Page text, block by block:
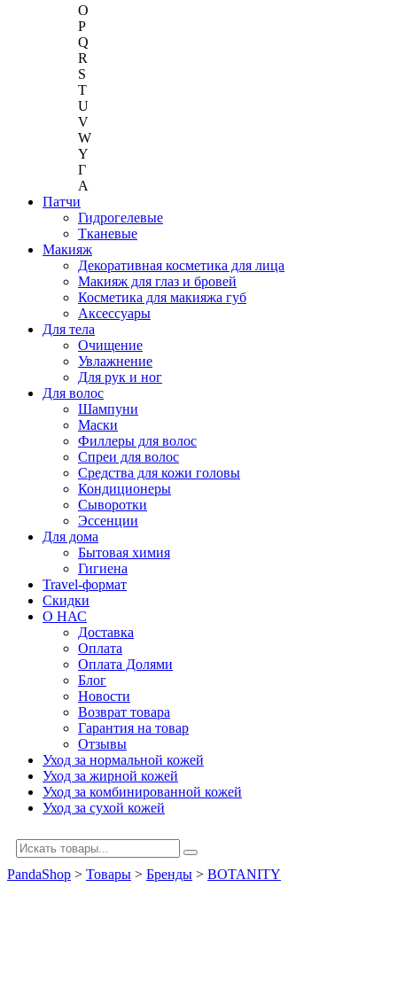
O
P
Q
R
S
T
U
V
W
Y
Г
A
Патчи
Гидрогелевые
Тканевые
Макияж
Декоративная косметика для лица
Макияж для глаз и бровей
Косметика для макияжа губ
Аксессуары
Для тела
Очищение
Увлажнение
Для рук и ног
Для волос
Шампуни
Маски
Филлеры для волос
Спреи для волос
Средства для кожи головы
Кондиционеры
Сыворотки
Эссенции
Для дома
Бытовая химия
Гигиена
Travel-формат
Скидки
О НАС
Доставка
Оплата
Оплата Долями
Блог
Новости
Возврат товара
Гарантия на товар
Отзывы
Уход за нормальной кожей
Уход за жирной кожей
Уход за комбинированной кожей
Уход за сухой кожей
PandaShop > Товары > Бренды > BOTANITY